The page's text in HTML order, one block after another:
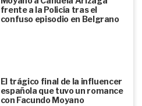
frente a la Policía tras el
confuso episodio en Belgrano
El trágico final de la influencer
española que tuvo un romance
con Facundo Moyano